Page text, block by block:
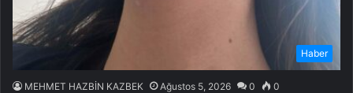
Haber
MEHMET HAZBİN KAZBEK Ağustos 5, 2026 0 0